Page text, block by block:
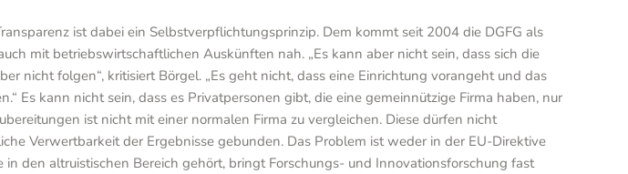
ist dabei ein Selbstverpflichtungsprinzip. Dem kommt seit 2004 die DGFG als
mit betriebswirtschaftlichen Auskünften nah. „Es kann aber nicht sein, dass sich die
nicht folgen“, kritisiert Börgel. „Es geht nicht, dass eine Einrichtung vorangeht und das
Es kann nicht sein, dass es Privatpersonen gibt, die eine gemeinnützige Firma haben, nur
ist nicht mit einer normalen Firma zu vergleichen. Diese dürfen nicht
Verwertbarkeit der Ergebnisse gebunden. Das Problem ist weder in der EU-Direktive
den altruistischen Bereich gehört, bringt Forschungs- und Innovationsforschung fast